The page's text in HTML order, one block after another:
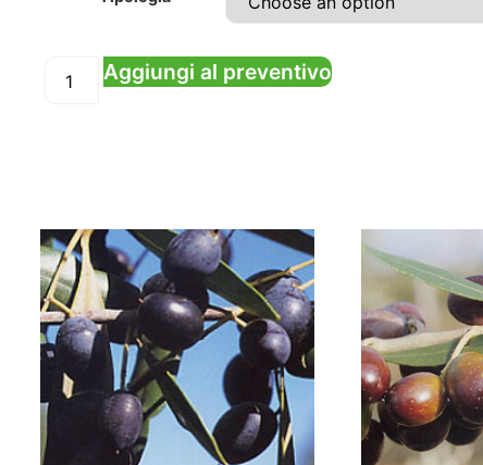
Aggiungi al preventivo